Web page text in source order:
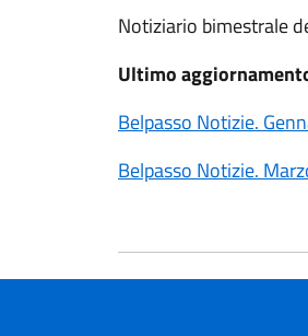
Notiziario bimestrale
Ultimo
Belpasso Notizie.
Belpasso Notizie.